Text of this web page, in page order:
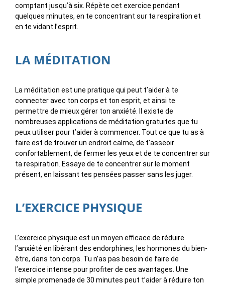
comptant jusqu’à six. Répète cet exercice pendant
quelques minutes, en te concentrant sur ta respiration et
en te vidant l’esprit.
LA MÉDITATION
La méditation est une pratique qui peut t’aider à te
connecter avec ton corps et ton esprit, et ainsi te
permettre de mieux gérer ton anxiété. Il existe de
nombreuses applications de méditation gratuites que tu
peux utiliser pour t’aider à commencer. Tout ce que tu as à
faire est de trouver un endroit calme, de t’asseoir
confortablement, de fermer les yeux et de te concentrer sur
ta respiration. Essaye de te concentrer sur le moment
présent, en laissant tes pensées passer sans les juger.
L’EXERCICE PHYSIQUE
L’exercice physique est un moyen efficace de réduire
l’anxiété en libérant des endorphines, les hormones du bien-
être, dans ton corps. Tu n’as pas besoin de faire de
l’exercice intense pour profiter de ces avantages. Une
simple promenade de 30 minutes peut t’aider à réduire ton